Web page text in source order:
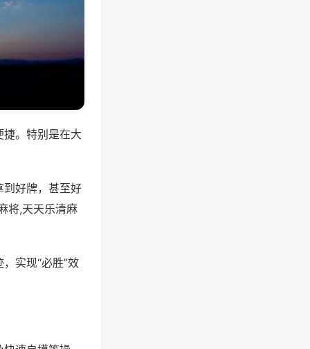
。特别是在大
到好牌，甚至好
将,天天乐清麻
实现“必胜”效